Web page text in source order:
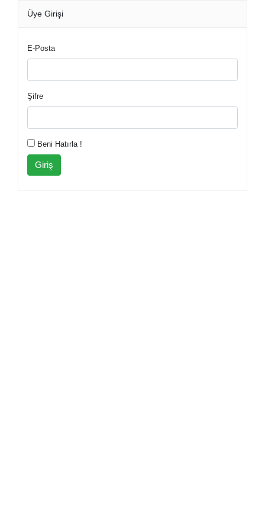
Üye Girişi
E-Posta
Şifre
Beni Hatırla !